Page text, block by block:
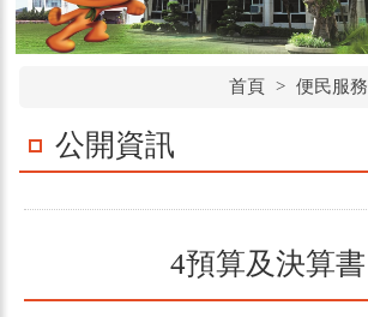
首頁 > 便民服務
公開資訊
4預算及決算書